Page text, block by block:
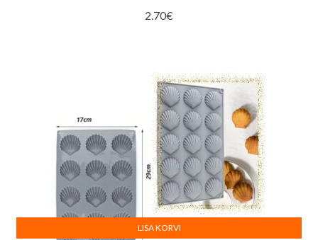
2.70€
LISA KORVI